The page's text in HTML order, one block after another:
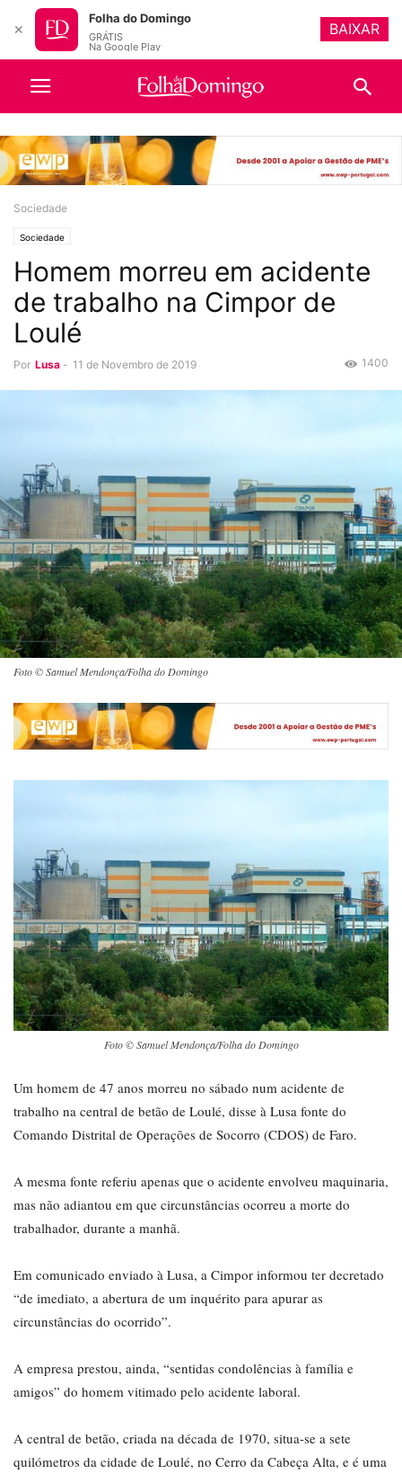
Sociedade
Sociedade
Homem morreu em acidente
de trabalho na Cimpor de
Loulé
Por Lusa - 11 de Novembro de 2019 1400
Foto © Samuel Mendonça/Folha do Domingo
Foto © Samuel Mendonça/Folha do Domingo
Um homem de 47 anos morreu no sábado num acidente de
trabalho na central de betão de Loulé, disse à Lusa fonte do
Comando Distrital de Operações de Socorro (CDOS) de Faro.
A mesma fonte referiu apenas que o acidente envolveu maquinaria,
mas não adiantou em que circunstâncias ocorreu a morte do
trabalhador, durante a manhã.
Em comunicado enviado à Lusa, a Cimpor informou ter decretado
“de imediato, a abertura de um inquérito para apurar as
circunstâncias do ocorrido”.
A empresa prestou, ainda, “sentidas condolências à família e
amigos” do homem vitimado pelo acidente laboral.
A central de betão, criada na década de 1970, situa-se a sete
quilómetros da cidade de Loulé, no Cerro da Cabeça Alta, e é uma
✕
Folha do Domingo
GRÁTIS
Na Google Play
BAIXAR